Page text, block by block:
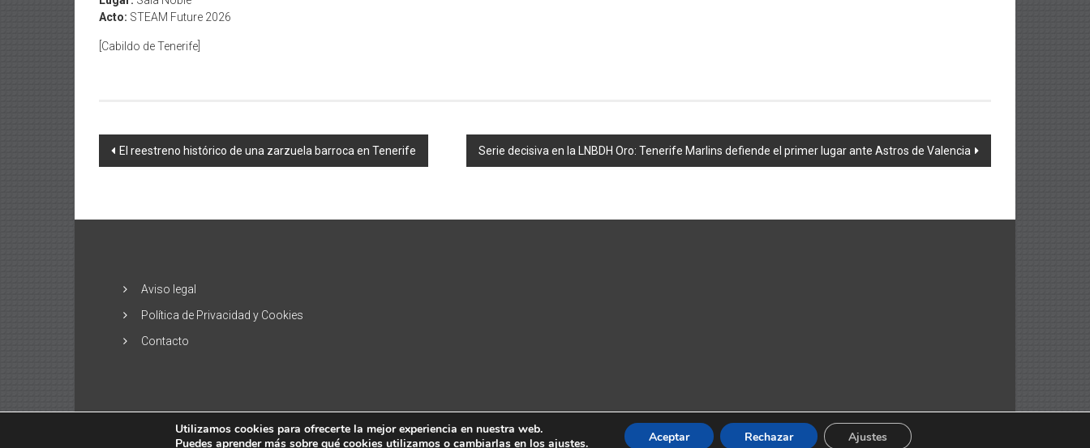
Acto: STEAM Future 2026
[Cabildo de Tenerife]
Navegación
El reestreno histórico de una zarzuela barroca en Tenerife Serie decisiva en la LNBDH Oro: Tenerife Marlins defiende el primer lugar ante Astros de Valencia
Aviso legal
Política de Privacidad y Cookies
Contacto
Copyright © 2026El Alisio – Noticias de las Islas Canarias. Todos los derechos reservados. Tema: ColorNews por ThemeGrill. Funciona gracias a WordPress
Utilizamos cookies para ofrecerte la mejor experiencia en nuestra web.
Puedes aprender más sobre qué cookies utilizamos o cambiarlas en los ajustes.
Aceptar Rechazar Ajustes